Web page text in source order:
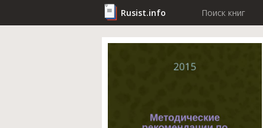
Rusist.info Поиск книг